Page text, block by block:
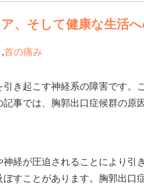
、そして健康な生活
,首の痛み
き起こす神経系の障害です
事では、胸郭出口症候群の原
経が圧迫されることにより引
すことがあります。胸郭出口